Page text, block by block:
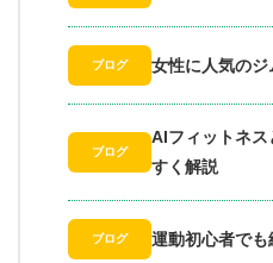
ブログ 女性に人気のジ
ブログ
AIフィットネ
すく解説
ブログ 運動初心者でも